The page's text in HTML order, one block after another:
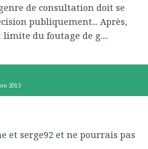
de consultation doit se
publiquement... Après,
du foutage de g....
2013
et serge92 et ne pourrais pas